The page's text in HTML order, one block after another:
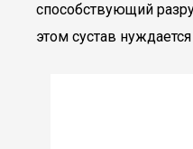
способствующий
этом сустав